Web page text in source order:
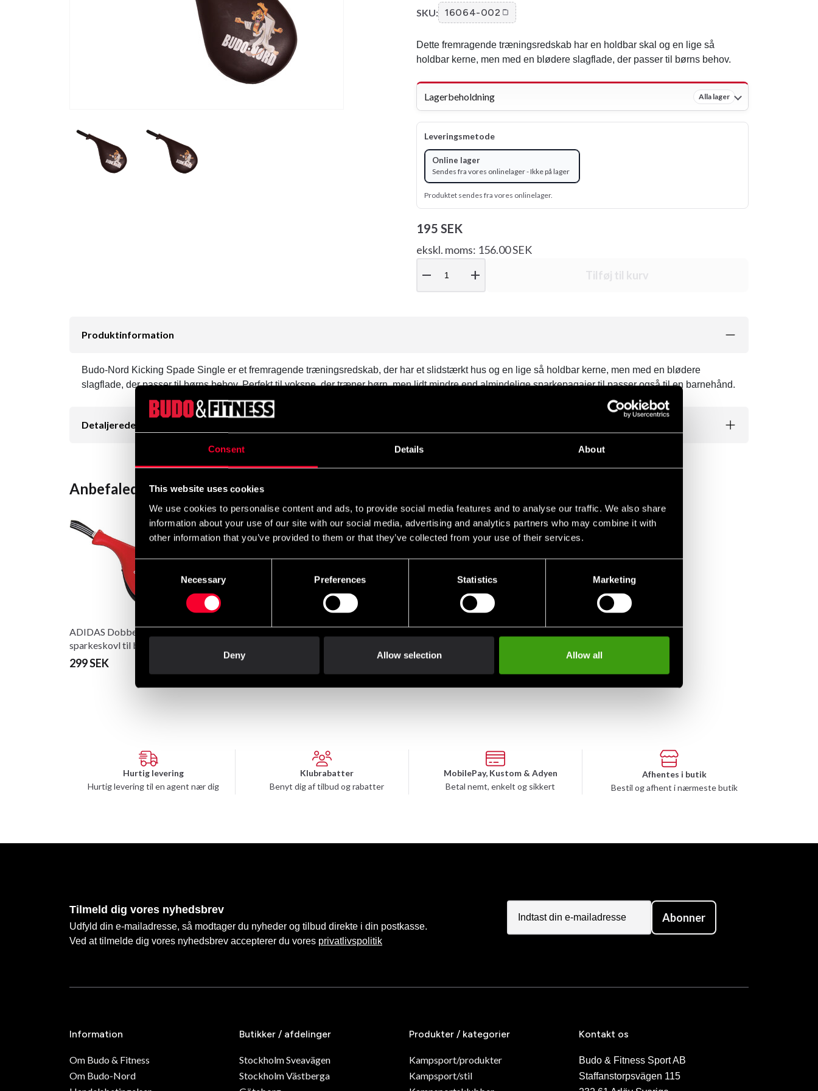
Consent Details About
This website uses cookies
We use cookies to personalise content and ads, to provide social media features and to analyse our traffic. We also share
information about your use of our site with our social media, advertising and analytics partners who may combine it with
other information that you’ve provided to them or that they’ve collected from your use of their services.
Necessary Preferences Statistics Marketing
Deny Allow selection Allow all
SKU: 16064-002
Dette fremragende træningsredskab har en holdbar skal og en lige så
holdbar kerne, men med en blødere slagflade, der passer til børns behov.
Lagerbeholdning Alla lager
Leveringsmetode
Online lager
Sendes fra vores onlinelager - Ikke på lager
Produktet sendes fra vores onlinelager.
195 SEK
ekskl. moms: 156.00 SEK
remove add Tilføj til kurv
Produktinformation
Budo-Nord Kicking Spade Single er et fremragende træningsredskab, der har et slidstærkt hus og en lige så holdbar kerne, men med en blødere
slagflade, der passer til børns behov. Perfekt til voksne, der træner børn, men lidt mindre end almindelige sparkepagajer til passer også til en barnehånd.
Detaljerede oplysninger
Anbefalede produkter
ADIDAS Dobbelt
sparkeskovl til børn
299 SEK
Hurtig levering
Hurtig levering til en agent nær dig
Klubrabatter
Benyt dig af tilbud og rabatter
MobilePay, Kustom & Adyen
Betal nemt, enkelt og sikkert
Afhentes i butik
Bestil og afhent i nærmeste butik
Tilmeld dig vores nyhedsbrev
Udfyld din e-mailadresse, så modtager du nyheder og tilbud direkte i din postkasse.
Ved at tilmelde dig vores nyhedsbrev accepterer du vores privatlivspolitik
Abonner
Information
Om Budo & Fitness
Om Budo-Nord
Butikker / afdelinger
Stockholm Sveavägen
Stockholm Västberga
Produkter / kategorier
Kampsport/produkter
Kampsport/stil
Kontakt os
Budo & Fitness Sport AB
Staffanstorpsvägen 115